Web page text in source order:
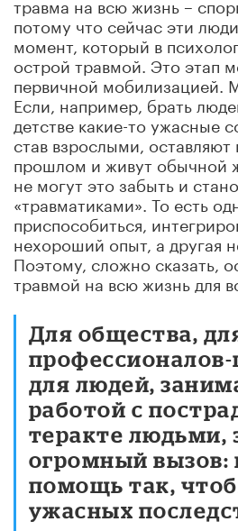
потому что сейчас эти
момент, который в
острой травмой. Это этап
первичной мобилизацией.
Если, например, брать
детстве какие-то ужасные
став взрослыми,
прошлом и живут обычной
не могут это забыть и
«травматиками». То есть
приспособиться,
нехороший опыт, а другая
Поэтому, сложно сказать,
травмой на всю жизнь для
Для общества,
профессионалов-
для людей,
работой с
теракте людьми,
огромный вызов:
помощь так,
ужасных